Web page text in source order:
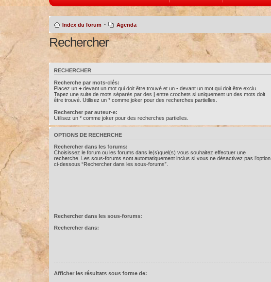
Index du forum • Agenda
Rechercher
RECHERCHER
Recherche par mots-clés:
Placez un +devant un mot qui doit être trouvé et un -devant un mot qui doit être exclu.
Tapez une suite de mots séparés par des |entre crochets si uniquement un des mots doit
être trouvé. Utilisez un * comme joker pour des recherches partielles.
Rechercher par auteur-e:
Utilisez un * comme joker pour des recherches partielles.
OPTIONS DE RECHERCHE
Rechercher dans les forums:
Choisissez le forum ou les forums dans le(s)quel(s) vous souhaitez effectuer une
recherche. Les sous-forums sont automatiquement inclus si vous ne désactivez pas l’option
ci-dessous “Rechercher dans les sous-forums”.
Rechercher dans les sous-forums:
Rechercher dans:
Afficher les résultats sous forme de: